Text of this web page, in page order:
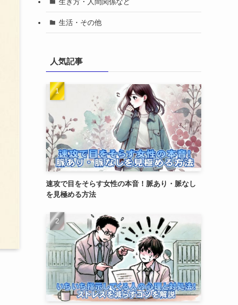
生活・その他
人気記事
速攻で目をそらす女性の本音！脈あり・脈なし
を見極める方法